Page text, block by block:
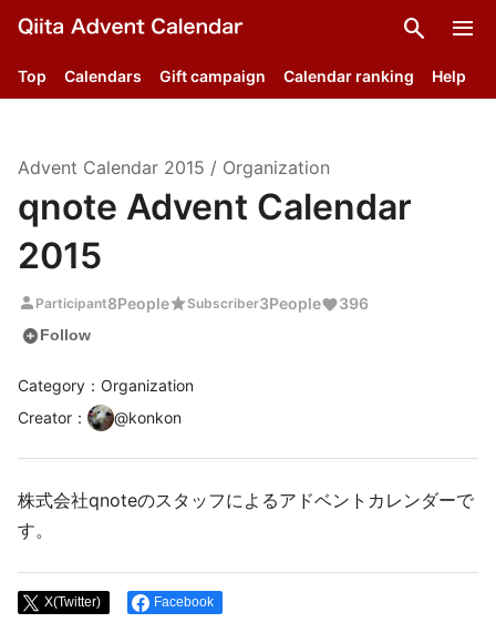
search menu
Top Calendars Gift campaign Calendar ranking Help
Advent Calendar 2015 / Organization
qnote Advent Calendar
2015
person Participant8PeoplestarSubscriber3People 396
add_circleFollow
Category：Organization
Creator ： @konkon
株式会社qnoteのスタッフによるアドベントカレンダーで
す。
X(Twitter) Facebook